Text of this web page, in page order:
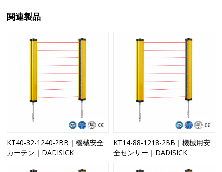
関連製品
KT40-32-1240-2BB｜機械安全
カーテン｜DADISICK
KT14-88-1218-2BB｜機械用安
全センサー｜DADISICK